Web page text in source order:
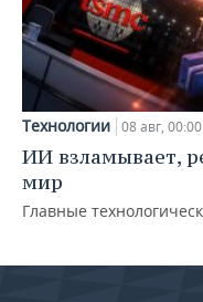
Технологии 08 авг, 00:00
ИИ взламывает,
мир
Главные